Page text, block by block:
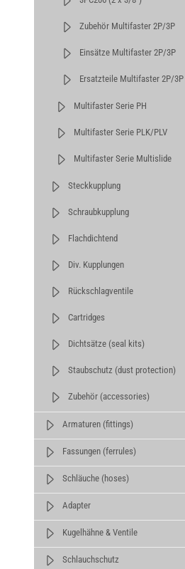
Zubehör Multifaster 2P/3P
Einsätze Multifaster 2P/3P
Ersatzteile Multifaster 2P/3P
Multifaster Serie PH
Multifaster Serie PLK/PLV
Multifaster Serie Multislide
Steckkupplung
Schraubkupplung
Flachdichtend
Div. Kupplungen
Rückschlagventile
Cartridges
Dichtsätze (seal kits)
Staubschutz (dust protection)
Zubehör (accessories)
Armaturen (fittings)
Fassungen (ferrules)
Schläuche (hoses)
Adapter
Kugelhähne & Ventile
Schlauchschutz